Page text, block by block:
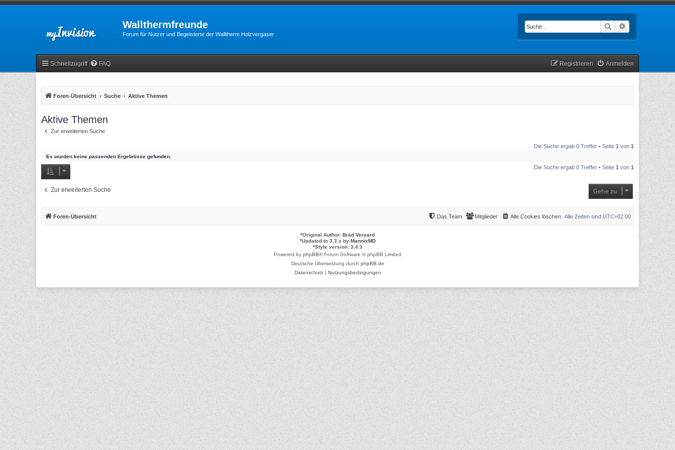
Wallthermfreunde
Forum für Nutzer und Begeisterte der Walltherm Holzvergaser
Suche
Schnellzugriff FAQ Anmelden
Registrieren
Foren-Übersicht Suche Aktive Themen
Aktive Themen
Zur erweiterten Suche
Die Suche ergab 0 Treffer • Seite 1 von 1
Es wurden keine passenden Ergebnisse gefunden.
Die Suche ergab 0 Treffer • Seite 1 von 1
Zur erweiterten Suche Gehe zu
Foren-Übersicht Alle Zeiten sind UTC+02:00
Alle Cookies löschen
Mitglieder
Das Team
*Original Author: Brad Veryard
*Updated to 3.3.x by MannixMD
*Style version: 3.4.3
Powered by phpBB® Forum Software © phpBB Limited
Deutsche Übersetzung durch phpBB.de
Datenschutz| Nutzungsbedingungen